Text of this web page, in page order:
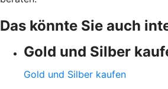
Das könnte Sie auch
Gold und Silber
Gold und Silber kaufen